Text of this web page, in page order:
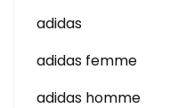
adidas
adidas femme
adidas homme